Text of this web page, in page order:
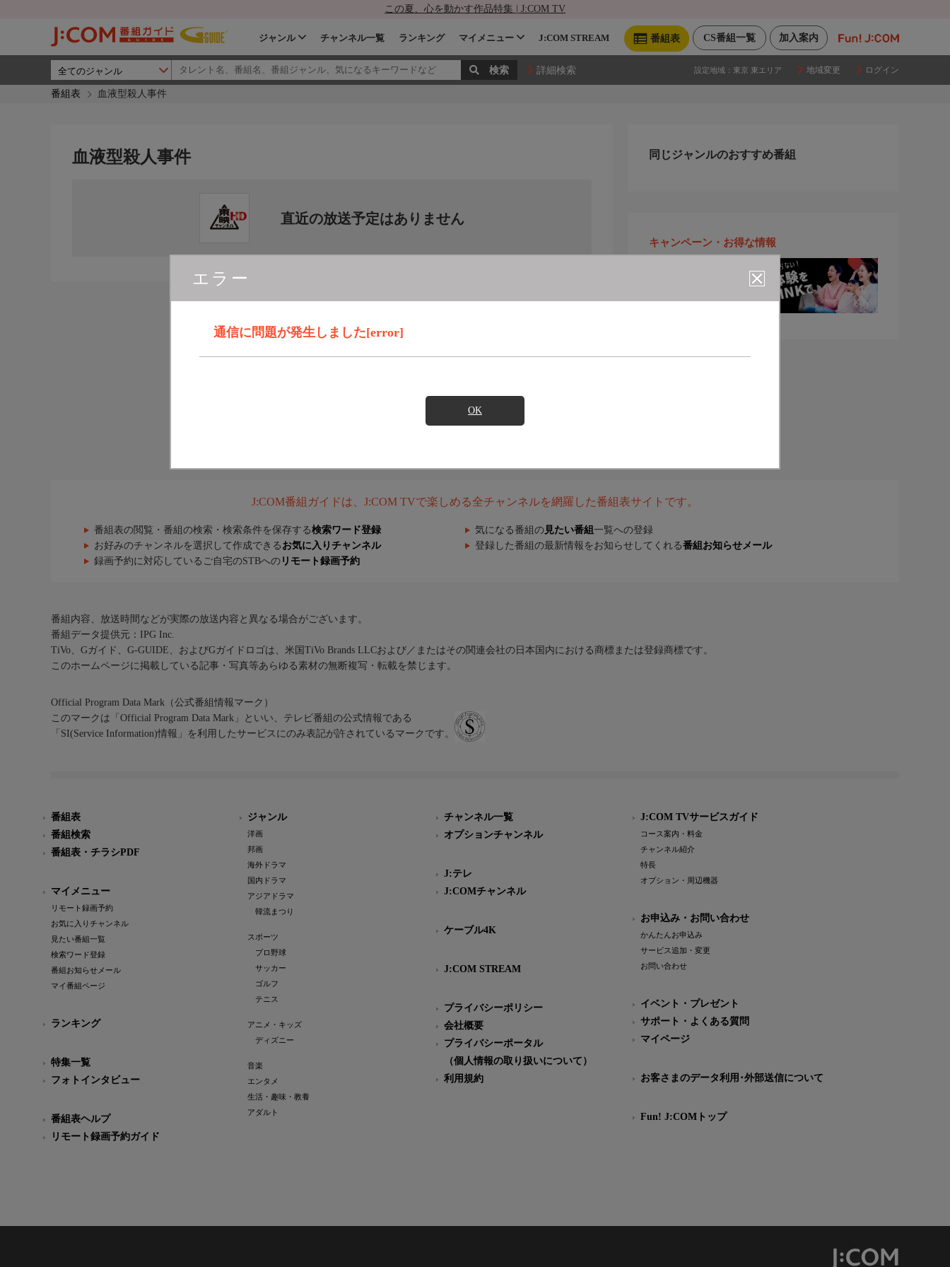
この夏、心を動かす作品特集 | J:COM TV
加入案内
CS番組一覧
番組表
ジャンル チャンネル一覧 ランキング マイメニュー J:COM STREAM
詳細検索 設定地域： 東京 東エリア 地域変更 ログイン
番組表 血液型殺人事件
エラー
通信に問題が発生しました[error]
OK
血液型殺人事件
直近の放送予定はありません
同じジャンルのおすすめ番組
キャンペーン・お得な情報
J:COM番組ガイドは、J:COM TVで楽しめる全チャンネルを網羅した番組表サイトです。
番組表の閲覧・番組の検索・検索条件を保存する検索ワード登録 気になる番組の 見たい番組 一覧への登録
お好みのチャンネルを選択して作成できる お気に入りチャンネル 登録した番組の最新情報をお知らせしてくれる番組お知らせメール
録画予約に対応しているご自宅のSTBへの リモート録画予約
番組内容、放送時間などが実際の放送内容と異なる場合がございます。
番組データ提供元：IPG Inc.
TiVo、Gガイド、G-GUIDE、およびGガイドロゴは、米国TiVo Brands LLCおよび／またはその関連会社の日本国内における商標または登録商標です。
このホームページに掲載している記事・写真等あらゆる素材の無断複写・転載を禁じます。
Official Program Data Mark（公式番組情報マーク）
このマークは「Official Program Data Mark」といい、テレビ番組の公式情報である
「SI(Service Information)情報」を利用したサービスにのみ表記が許されているマークです。
番組表
番組検索
番組表・チラシPDF
マイメニュー
リモート録画予約
お気に入りチャンネル
見たい番組一覧
検索ワード登録
番組お知らせメール
マイ番組ページ
ランキング
特集一覧
フォトインタビュー
番組表ヘルプ
リモート録画予約ガイド
ジャンル
洋画
邦画
海外ドラマ
国内ドラマ
アジアドラマ
韓流まつり
スポーツ
プロ野球
サッカー
ゴルフ
テニス
アニメ・キッズ
ディズニー
音楽
エンタメ
生活・趣味・教養
アダルト
チャンネル一覧
オプションチャンネル
J:テレ
J:COMチャンネル
ケーブル4K
J:COM STREAM
プライバシーポリシー
会社概要
プライバシーポータル
（個人情報の取り扱いについて）
利用規約
J:COM TVサービスガイド
コース案内・料金
チャンネル紹介
特長
オプション・周辺機器
お申込み・お問い合わせ
かんたんお申込み
サービス追加・変更
お問い合わせ
イベント・プレゼント
サポート・よくある質問
マイページ
お客さまのデータ利用･外部送信について
Fun! J:COMトップ